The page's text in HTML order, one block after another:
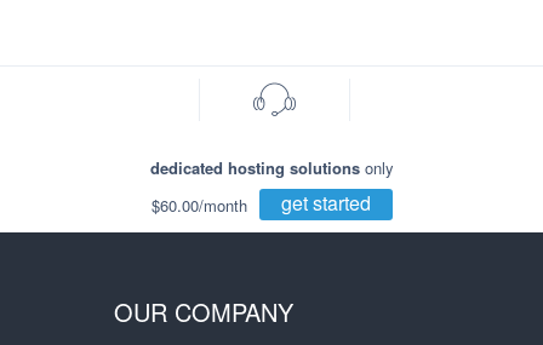
dedicated hosting solutionsonly
$60.00/month
get started
OUR COMPANY